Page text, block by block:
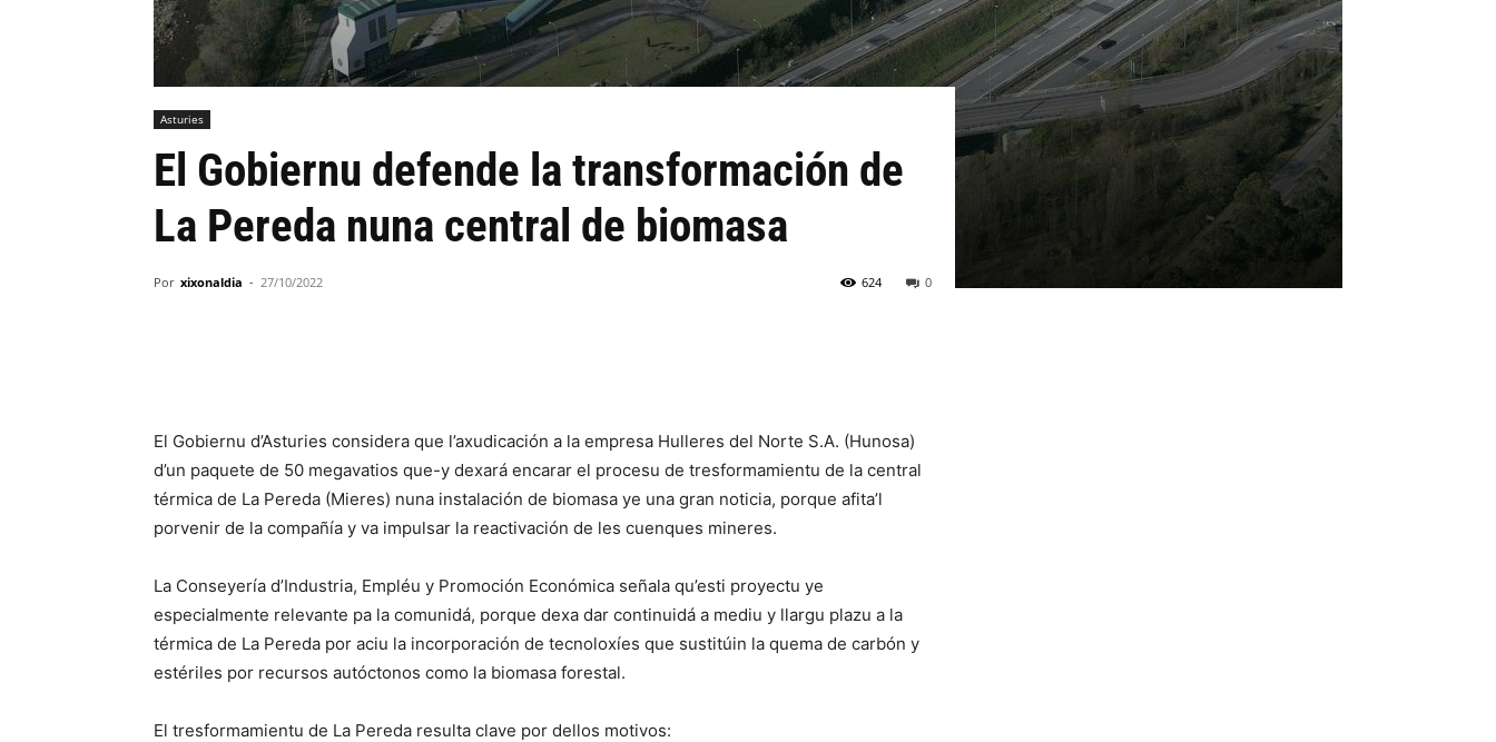
Asturies
El Gobiernu defende la transformación de
La Pereda nuna central de biomasa
Por xixonaldia - 27/10/2022 0
624
El Gobiernu d’Asturies considera que l’axudicación a la empresa Hulleres del Norte S.A. (Hunosa)
d’un paquete de 50 megavatios que-y dexará encarar el procesu de tresformamientu de la central
térmica de La Pereda (Mieres) nuna instalación de biomasa ye una gran noticia, porque afita’l
porvenir de la compañía y va impulsar la reactivación de les cuenques mineres.
La Conseyería d’Industria, Empléu y Promoción Económica señala qu’esti proyectu ye
especialmente relevante pa la comunidá, porque dexa dar continuidá a mediu y llargu plazu a la
térmica de La Pereda por aciu la incorporación de tecnoloxíes que sustitúin la quema de carbón y
estériles por recursos autóctonos como la biomasa forestal.
El tresformamientu de La Pereda resulta clave por dellos motivos: